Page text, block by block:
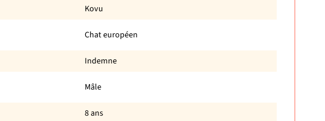
Kovu
Chat européen
Indemne
Mâle
8 ans